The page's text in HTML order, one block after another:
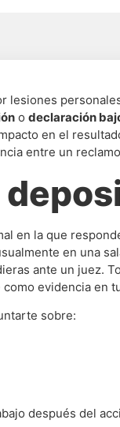
lesiones
o declaración
en el
entre un
en la que
en una
ante un juez.
evidencia en
sobre:
después del